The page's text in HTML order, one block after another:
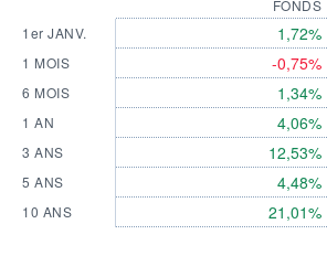
1er JANV.
1 MOIS
6 MOIS
1 AN
3 ANS
5 ANS
10 ANS
FONDS
1,72%
-0,75%
1,34%
4,06%
12,53%
4,48%
21,01%